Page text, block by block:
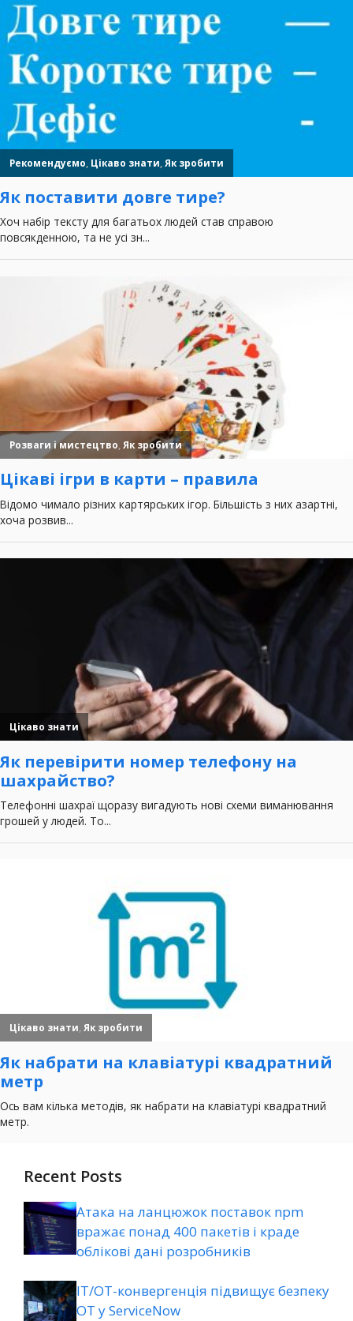
Recent Posts
Атака на ланцюжок поставок npm
вражає понад 400 пакетів і краде
облікові дані розробників
ІТ/ОТ-конвергенція підвищує безпеку
ОТ у ServiceNow